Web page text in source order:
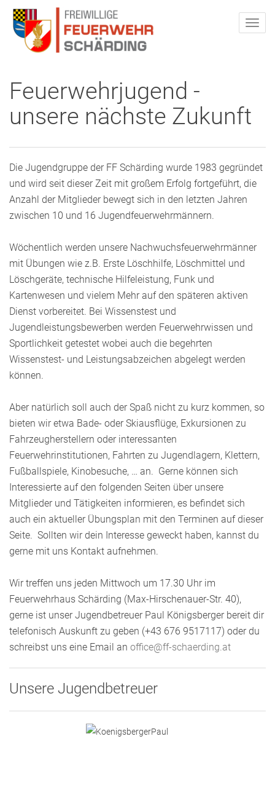
Feuerwehrjugend -
unsere nächste Zukunft
Die Jugendgruppe der FF Schärding wurde 1983 gegründet
und wird seit dieser Zeit mit großem Erfolg fortgeführt, die
Anzahl der Mitglieder bewegt sich in den letzten Jahren
zwischen 10 und 16 Jugendfeuerwehrmännern.
Wöchentlich werden unsere Nachwuchsfeuerwehrmänner
mit Übungen wie z.B. Erste Löschhilfe, Löschmittel und
Löschgeräte, technische Hilfeleistung, Funk und
Kartenwesen und vielem Mehr auf den späteren aktiven
Dienst vorbereitet. Bei Wissenstest und
Jugendleistungsbewerben werden Feuerwehrwissen und
Sportlichkeit getestet wobei auch die begehrten
Wissenstest- und Leistungsabzeichen abgelegt werden
können.
Aber natürlich soll auch der Spaß nicht zu kurz kommen, so
bieten wir etwa Bade- oder Skiausflüge, Exkursionen zu
Fahrzeugherstellern oder interessanten
Feuerwehrinstitutionen, Fahrten zu Jugendlagern, Klettern,
Fußballspiele, Kinobesuche, … an. Gerne können sich
Interessierte auf den folgenden Seiten über unsere
Mitglieder und Tätigkeiten informieren, es befindet sich
auch ein aktueller Übungsplan mit den Terminen auf dieser
Seite. Sollten wir dein Interesse geweckt haben, kannst du
gerne mit uns Kontakt aufnehmen.
Wir treffen uns jeden Mittwoch um 17.30 Uhr im
Feuerwehrhaus Schärding (Max-Hirschenauer-Str. 40),
gerne ist unser Jugendbetreuer Paul Königsberger bereit dir
telefonisch Auskunft zu geben (+43 676 9517117) oder du
schreibst uns eine Email an office@ff-schaerding.at
Unsere Jugendbetreuer